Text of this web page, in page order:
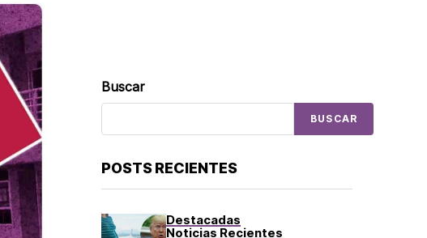
Buscar
BUSCAR
POSTS RECIENTES
Destacadas
Noticias Recientes